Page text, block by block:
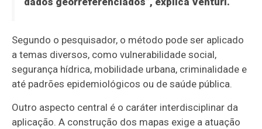
Segundo o pesquisador, o método pode ser aplicado
a temas diversos, como vulnerabilidade social,
segurança hídrica, mobilidade urbana, criminalidade e
até padrões epidemiológicos ou de saúde pública.
Outro aspecto central é o caráter interdisciplinar da
aplicação. A construção dos mapas exige a atuação